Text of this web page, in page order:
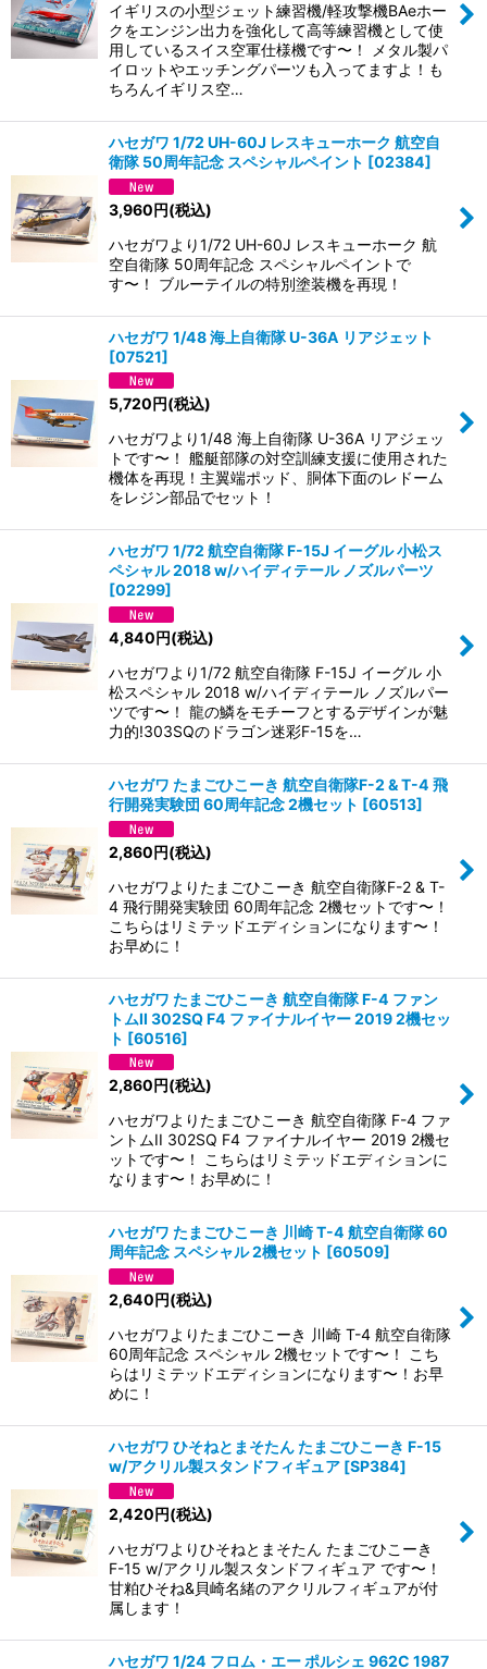
イギリスの小型ジェット練習機/軽攻撃機BAeホー
クをエンジン出力を強化して高等練習機として使
用しているスイス空軍仕様機です〜！ メタル製パ
イロットやエッチングパーツも入ってますよ！も
ちろんイギリス空…
ハセガワ 1/72 UH-60J レスキューホーク 航空自
衛隊 50周年記念 スペシャルペイント [02384]
3,960円(税込)
ハセガワより1/72 UH-60J レスキューホーク 航
空自衛隊 50周年記念 スペシャルペイントで
す〜！ ブルーテイルの特別塗装機を再現！
ハセガワ 1/48 海上自衛隊 U-36A リアジェット
[07521]
5,720円(税込)
ハセガワより1/48 海上自衛隊 U-36A リアジェッ
トです〜！ 艦艇部隊の対空訓練支援に使用された
機体を再現！主翼端ポッド、胴体下面のレドーム
をレジン部品でセット！
ハセガワ 1/72 航空自衛隊 F-15J イーグル 小松ス
ペシャル 2018 w/ハイディテール ノズルパーツ
[02299]
4,840円(税込)
ハセガワより1/72 航空自衛隊 F-15J イーグル 小
松スペシャル 2018 w/ハイディテール ノズルパー
ツです〜！ 龍の鱗をモチーフとするデザインが魅
力的!303SQのドラゴン迷彩F-15を…
ハセガワ たまごひこーき 航空自衛隊F-2 & T-4 飛
行開発実験団 60周年記念 2機セット [60513]
2,860円(税込)
ハセガワよりたまごひこーき 航空自衛隊F-2 & T-
4 飛行開発実験団 60周年記念 2機セットです〜！
こちらはリミテッドエディションになります〜！
お早めに！
ハセガワ たまごひこーき 航空自衛隊 F-4 ファン
トムII 302SQ F4 ファイナルイヤー 2019 2機セッ
ト [60516]
2,860円(税込)
ハセガワよりたまごひこーき 航空自衛隊 F-4 ファ
ントムII 302SQ F4 ファイナルイヤー 2019 2機セ
ットです〜！ こちらはリミテッドエディションに
なります〜！お早めに！
ハセガワ たまごひこーき 川崎 T-4 航空自衛隊 60
周年記念 スペシャル 2機セット [60509]
2,640円(税込)
ハセガワよりたまごひこーき 川崎 T-4 航空自衛隊
60周年記念 スペシャル 2機セットです〜！ こち
らはリミテッドエディションになります〜！お早
めに！
ハセガワ ひそねとまそたん たまごひこーき F-15
w/アクリル製スタンドフィギュア [SP384]
2,420円(税込)
ハセガワよりひそねとまそたん たまごひこーき
F-15 w/アクリル製スタンドフィギュア です〜！
甘粕ひそね&貝崎名緒のアクリルフィギュアが付
属します！
ハセガワ 1/24 フロム・エー ポルシェ 962C 1987